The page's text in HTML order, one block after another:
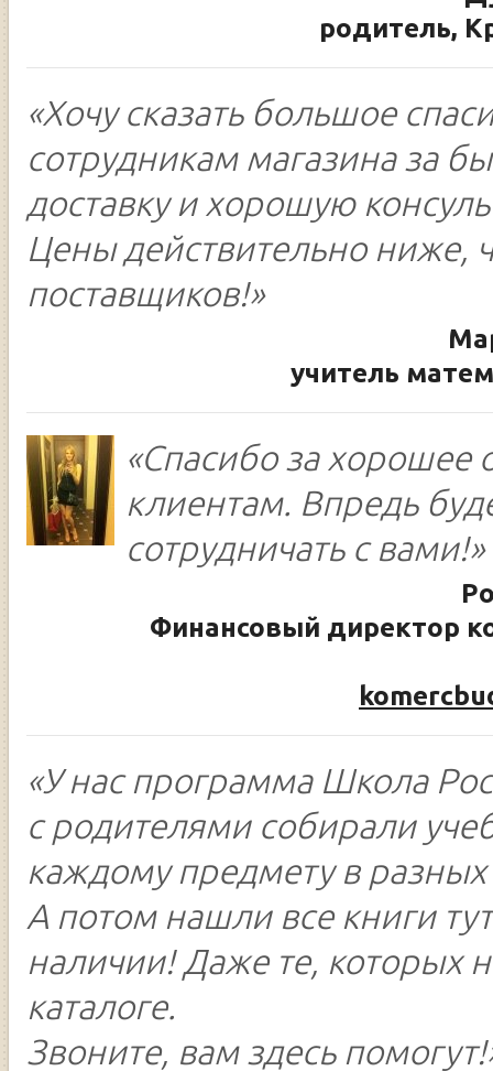
родитель,
«Хочу сказать большое
сотрудникам магазина за
доставку и хорошую
Цены действительно ниже,
поставщиков!»
учитель
«Спасибо за хорошее
клиентам. Впредь
сотрудничать с вами!»
Финансовый директор
«У нас программа Школа
с родителями собирали
каждому предмету в разных
А потом нашли все книги
наличии! Даже те, которых
каталоге.
Звоните, вам здесь